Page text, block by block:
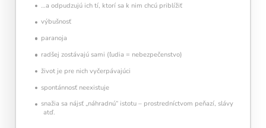
…a odpudzujú ich tí, ktorí sa k nim chcú priblížiť
výbušnosť
paranoja
radšej zostávajú sami (ľudia = nebezpečenstvo)
život je pre nich vyčerpávajúci
spontánnosť neexistuje
snažia sa nájsť „náhradnú“ istotu – prostredníctvom peňazí, slávy
atď.